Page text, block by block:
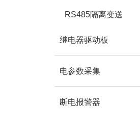
RS485隔离变送
继电器驱动板
电参数采集
断电报警器